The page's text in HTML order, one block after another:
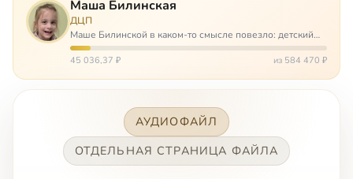
Маша Билинская
ДЦП
Маше Билинской в каком-то смысле повезло: детский
церебральный паралич зацепил её не очень сильно. Но
всё-таки есть диагноз и есть немалые проблемы – Маша
45 036,37 ₽ из 584 470 ₽
АУДИОФАЙЛ
ОТДЕЛЬНАЯ СТРАНИЦА ФАЙЛА